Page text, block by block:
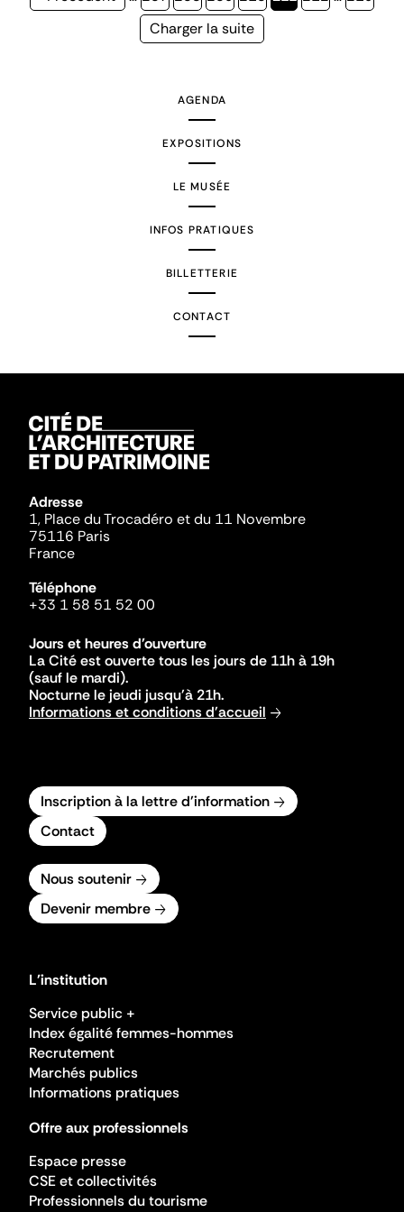
Page
Charger la suite
AGENDA
EXPOSITIONS
LE MUSÉE
INFOS PRATIQUES
BILLETTERIE
CONTACT
Adresse
1, Place du Trocadéro et du 11 Novembre
75116 Paris
France
Téléphone
+33 1 58 51 52 00
Jours et heures d'ouverture
La Cité est ouverte tous les jours de 11h à 19h
(sauf le mardi).
Nocturne le jeudi jusqu'à 21h.
Informations et conditions d'accueil
Inscription à la lettre d'information
Contact
Nous soutenir
Devenir membre
L'institution
Service public +
Index égalité femmes-hommes
Recrutement
Marchés publics
Informations pratiques
Offre aux professionnels
Espace presse
CSE et collectivités
Professionnels du tourisme